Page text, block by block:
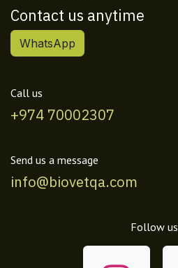
Contact us anytime
WhatsApp
Call us
+974 70002307
Send us a message
info@biovetqa.com
Follow us